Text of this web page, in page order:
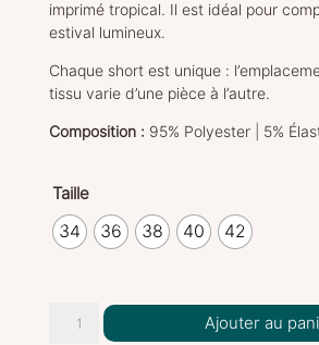
imprimé tropical. Il est idéal pour
estival lumineux.
Chaque short est unique :
tissu varie d’une pièce à l’autre.
Composition : 95% Polyester | 5%
Taille
34 36 38 40 42
quantité
Ajouter au